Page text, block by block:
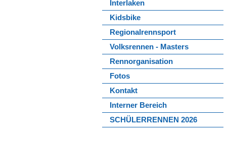
Interlaken
Kidsbike
Regionalrennsport
Volksrennen - Masters
Rennorganisation
Fotos
Kontakt
Interner Bereich
SCHÜLERRENNEN 2026